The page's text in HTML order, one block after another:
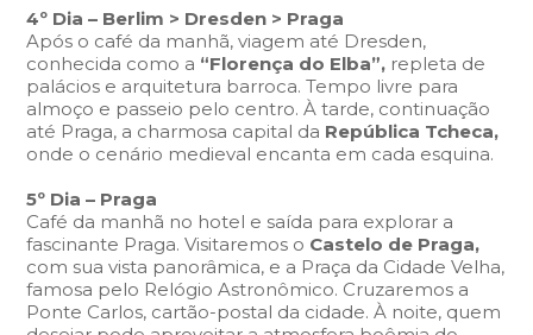
4º Dia – Berlim > Dresden > Praga
Após o café da manhã, viagem até Dresden,
conhecida como a “Florença do Elba”, repleta de
palácios e arquitetura barroca. Tempo livre para
almoço e passeio pelo centro. À tarde, continuação
até Praga, a charmosa capital da República Tcheca,
onde o cenário medieval encanta em cada esquina.
5º Dia – Praga
Café da manhã no hotel e saída para explorar a
fascinante Praga. Visitaremos o Castelo de Praga,
com sua vista panorâmica, e a Praça da Cidade Velha,
famosa pelo Relógio Astronômico. Cruzaremos a
Ponte Carlos, cartão-postal da cidade. À noite, quem